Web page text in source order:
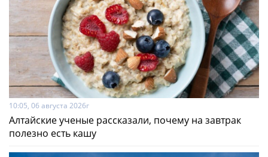
10:05, 06 августа 2026г
Алтайские ученые рассказали, почему на завтрак
полезно есть кашу